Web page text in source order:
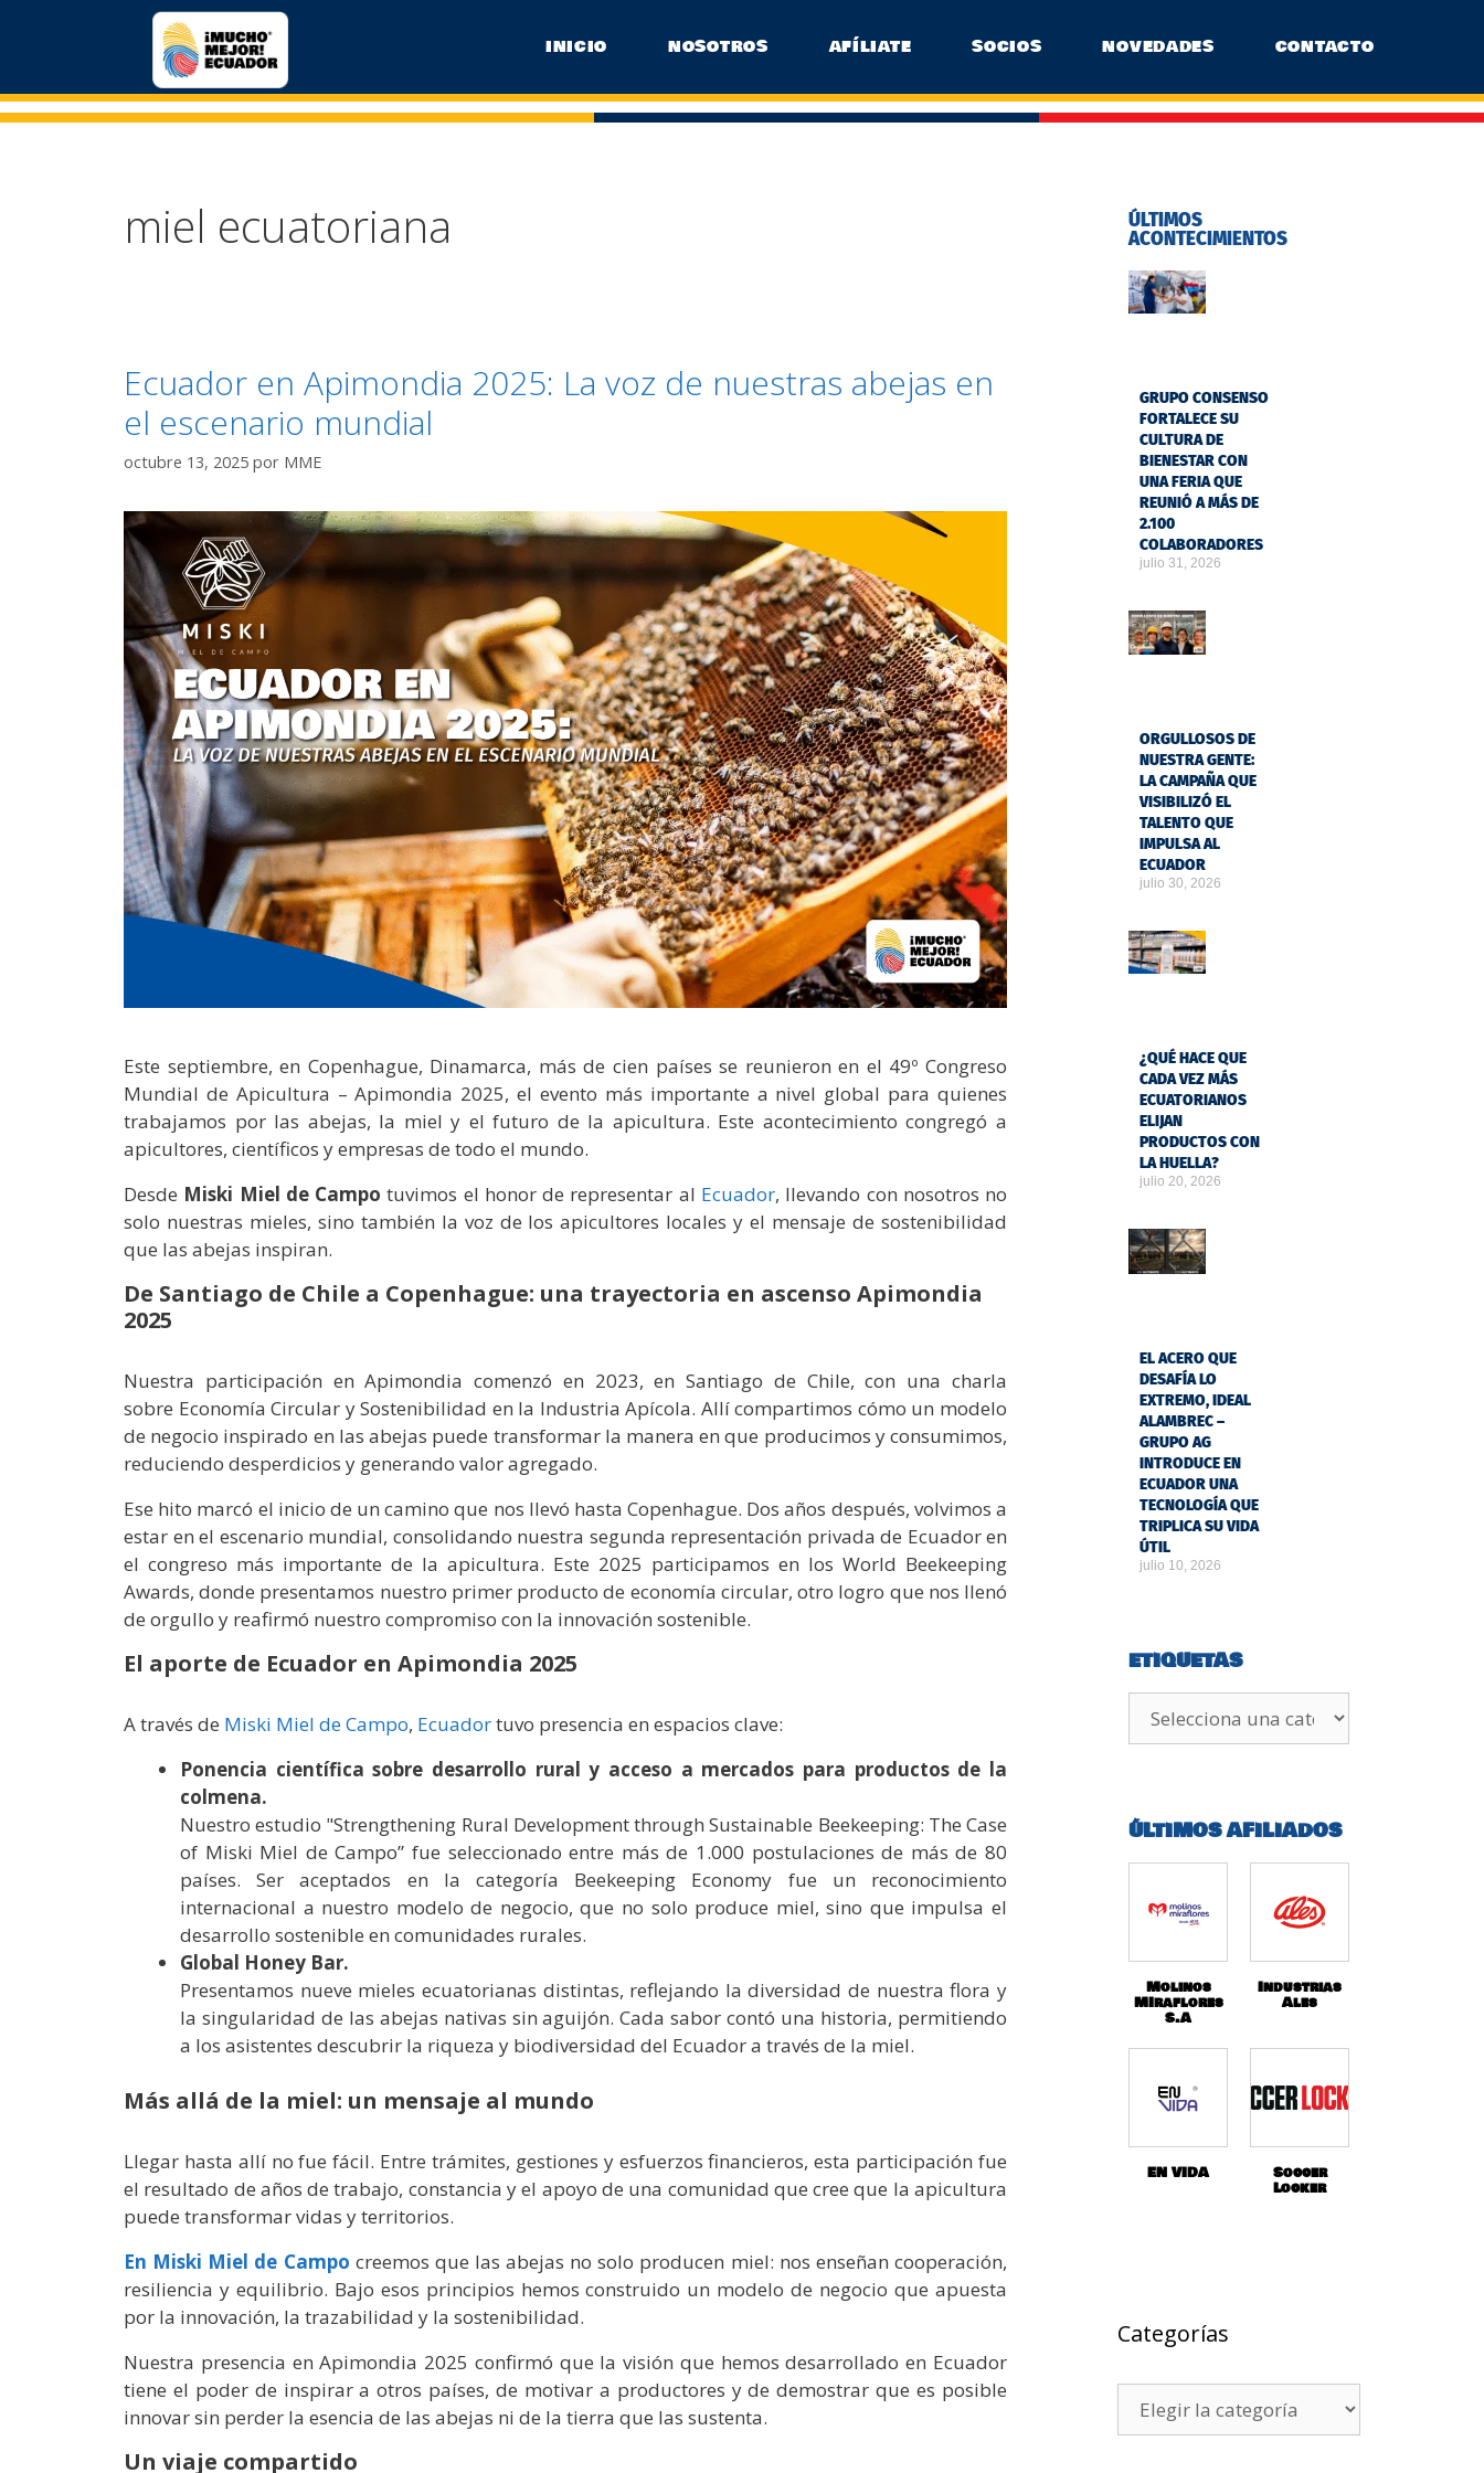
INICIO NOSOTROS AFÍLIATE SOCIOS NOVEDADES CONTACTO
miel ecuatoriana
Ecuador en Apimondia 2025: La voz de nuestras abejas en
el escenario mundial
octubre 13, 2025 por MME
Este septiembre, en Copenhague, Dinamarca, más de cien países se reunieron en el 49º Congreso
Mundial de Apicultura – Apimondia 2025, el evento más importante a nivel global para quienes
trabajamos por las abejas, la miel y el futuro de la apicultura. Este acontecimiento congregó a
apicultores, científicos y empresas de todo el mundo.
Desde Miski Miel de Campo tuvimos el honor de representar al Ecuador, llevando con nosotros no
solo nuestras mieles, sino también la voz de los apicultores locales y el mensaje de sostenibilidad
que las abejas inspiran.
De Santiago de Chile a Copenhague: una trayectoria en ascenso Apimondia
2025
Nuestra participación en Apimondia comenzó en 2023, en Santiago de Chile, con una charla
sobre Economía Circular y Sostenibilidad en la Industria Apícola. Allí compartimos cómo un modelo
de negocio inspirado en las abejas puede transformar la manera en que producimos y consumimos,
reduciendo desperdicios y generando valor agregado.
Ese hito marcó el inicio de un camino que nos llevó hasta Copenhague. Dos años después, volvimos a
estar en el escenario mundial, consolidando nuestra segunda representación privada de Ecuador en
el congreso más importante de la apicultura. Este 2025 participamos en los World Beekeeping
Awards, donde presentamos nuestro primer producto de economía circular, otro logro que nos llenó
de orgullo y reafirmó nuestro compromiso con la innovación sostenible.
El aporte de Ecuador en Apimondia 2025
A través de Miski Miel de Campo, Ecuadortuvo presencia en espacios clave:
Ponencia científica sobre desarrollo rural y acceso a mercados para productos de la
colmena.
Nuestro estudio "Strengthening Rural Development through Sustainable Beekeeping: The Case
of Miski Miel de Campo” fue seleccionado entre más de 1.000 postulaciones de más de 80
países. Ser aceptados en la categoría Beekeeping Economy fue un reconocimiento
internacional a nuestro modelo de negocio, que no solo produce miel, sino que impulsa el
desarrollo sostenible en comunidades rurales.
Global Honey Bar.
Presentamos nueve mieles ecuatorianas distintas, reflejando la diversidad de nuestra flora y
la singularidad de las abejas nativas sin aguijón. Cada sabor contó una historia, permitiendo
a los asistentes descubrir la riqueza y biodiversidad del Ecuador a través de la miel.
Más allá de la miel: un mensaje al mundo
Llegar hasta allí no fue fácil. Entre trámites, gestiones y esfuerzos financieros, esta participación fue
el resultado de años de trabajo, constancia y el apoyo de una comunidad que cree que la apicultura
puede transformar vidas y territorios.
En Miski Miel de Campo creemos que las abejas no solo producen miel: nos enseñan cooperación,
resiliencia y equilibrio. Bajo esos principios hemos construido un modelo de negocio que apuesta
por la innovación, la trazabilidad y la sostenibilidad.
Nuestra presencia en Apimondia 2025 confirmó que la visión que hemos desarrollado en Ecuador
tiene el poder de inspirar a otros países, de motivar a productores y de demostrar que es posible
innovar sin perder la esencia de las abejas ni de la tierra que las sustenta.
Un viaje compartido
ÚLTIMOS
ACONTECIMIENTOS
GRUPO CONSENSO
FORTALECE SU
CULTURA DE
BIENESTAR CON
UNA FERIA QUE
REUNIÓ A MÁS DE
2.100
COLABORADORES
julio 31, 2026
ORGULLOSOS DE
NUESTRA GENTE:
LA CAMPAÑA QUE
VISIBILIZÓ EL
TALENTO QUE
IMPULSA AL
ECUADOR
julio 30, 2026
¿QUÉ HACE QUE
CADA VEZ MÁS
ECUATORIANOS
ELIJAN
PRODUCTOS CON
LA HUELLA?
julio 20, 2026
EL ACERO QUE
DESAFÍA LO
EXTREMO, IDEAL
ALAMBREC –
GRUPO AG
INTRODUCE EN
ECUADOR UNA
TECNOLOGÍA QUE
TRIPLICA SU VIDA
ÚTIL
julio 10, 2026
ETIQUETAS
ÚLTIMOS AFILIADOS
Molinos
MIraflores
S.A
Industrias
Ales
EN VIDA Soccer
Locker
Categorías